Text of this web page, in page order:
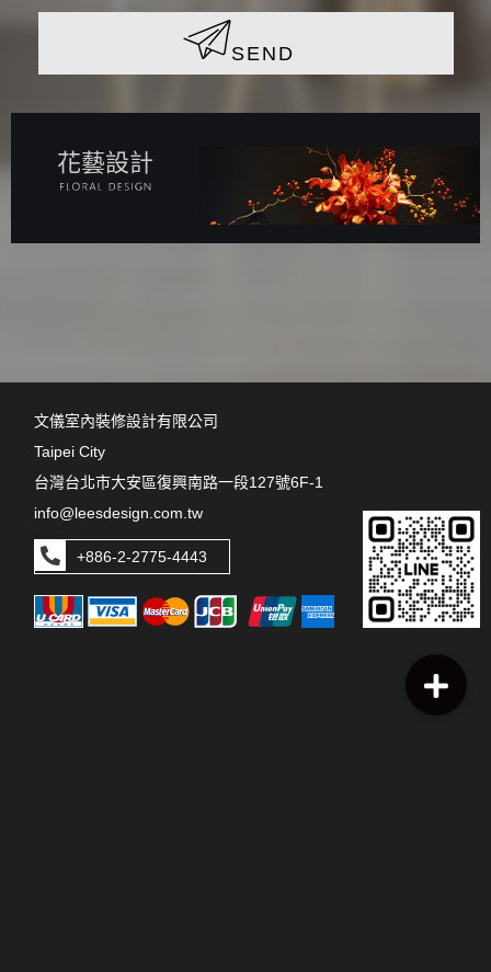
SEND
花藝設計
文儀室內裝修設計有限公司
Taipei City
台灣台北市大安區復興南路一段127號6F-1
info@leesdesign.com.tw
+886-2-2775-4443